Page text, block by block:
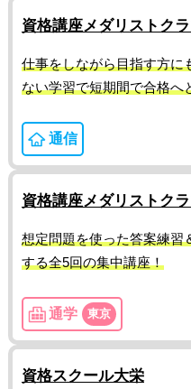
資格講座メダリストク
仕事をしながら目指す方に
ない学習で短期間で合格へ
通信
資格講座メダリストク
想定問題を使った答案練習
する全5回の集中講座！
通学 東京
資格スクール大栄